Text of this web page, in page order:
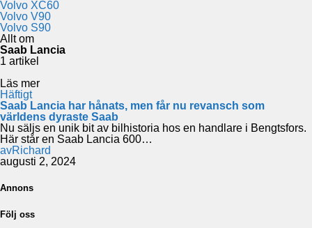
Volvo XC60
Volvo V90
Volvo S90
Allt om
Saab Lancia
1 artikel
Läs mer
Häftigt
Saab Lancia har hånats, men får nu revansch som
världens dyraste Saab
Nu säljs en unik bit av bilhistoria hos en handlare i Bengtsfors.
Här står en Saab Lancia 600…
avRichard
augusti 2, 2024
Annons
Följ oss